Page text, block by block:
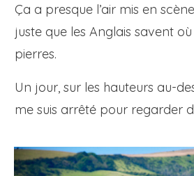
Ça a presque l’air mis en
juste que les Anglais savent
pierres.
Un jour, sur les hauteurs au-
me suis arrêté pour regarder